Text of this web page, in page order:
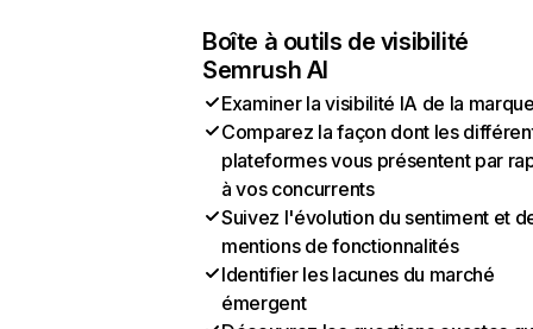
Boîte à outils de visibilité
Semrush AI
Examiner la visibilité IA de la
Comparez la façon dont les
plateformes vous présentent par
à vos concurrents
Suivez l'évolution du sentiment et
mentions de fonctionnalités
Identifier les lacunes du marché
émergent